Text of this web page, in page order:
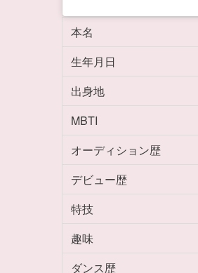
本名
生年月日
出身地
MBTI
オーディション歴
デビュー歴
特技
趣味
ダンス歴